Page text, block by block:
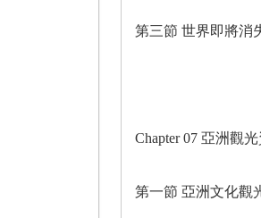
第三節 世界即將消
Chapter 07 亞洲觀
第一節 亞洲文化觀